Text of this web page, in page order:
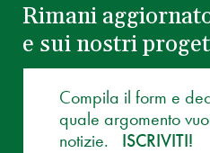
Rimani
e sui nostri
Compila il form e
quale argomento
notizie.
ISCRIVITI!